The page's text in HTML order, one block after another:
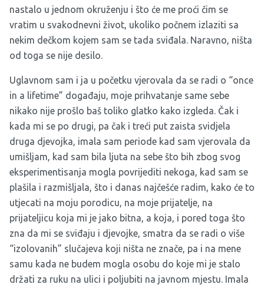
nastalo u jednom okruženju i što će me proći čim se
vratim u svakodnevni život, ukoliko počnem izlaziti sa
nekim dečkom kojem sam se tada sviđala. Naravno, ništa
od toga se nije desilo.
Uglavnom sam i ja u početku vjerovala da se radi o “once
in a lifetime” događaju, moje prihvatanje same sebe
nikako nije prošlo baš toliko glatko kako izgleda. Čak i
kada mi se po drugi, pa čak i treći put zaista svidjela
druga djevojka, imala sam periode kad sam vjerovala da
umišljam, kad sam bila ljuta na sebe što bih zbog svog
eksperimentisanja mogla povrijediti nekoga, kad sam se
plašila i razmišljala, što i danas najčešće radim, kako će to
utjecati na moju porodicu, na moje prijatelje, na
prijateljicu koja mi je jako bitna, a koja, i pored toga što
zna da mi se sviđaju i djevojke, smatra da se radi o više
“izolovanih” slučajeva koji ništa ne znače, pa i na mene
samu kada ne budem mogla osobu do koje mi je stalo
držati za ruku na ulici i poljubiti na javnom mjestu. Imala